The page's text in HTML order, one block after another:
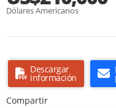
Dólares Americanos
Descargar
información
Compartir